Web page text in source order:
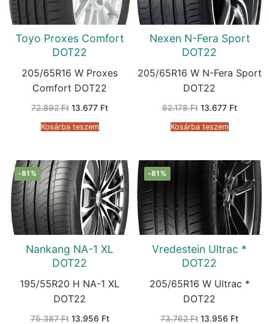
Toyo Proxes Comfort
DOT22
205/65R16 W Proxes
Comfort DOT22
72.892Ft Original
was:
72.892 Ft.
13.677 FtCurrent
Kosárba teszem
Nexen N-Fera Sport
DOT22
205/65R16 W N-Fera Sport
DOT22
62.178Ft Original
was:
62.178 Ft.
13.677 FtCurrent
Kosárba teszem
-81%
Nankang NA-1 XL
DOT22
195/55R20 H NA-1 XL
DOT22
75.387Ft Original
13.956 FtCurrent
-81%
Vredestein Ultrac *
DOT22
205/65R16 W Ultrac *
DOT22
73.762Ft Original
13.956 FtCurrent